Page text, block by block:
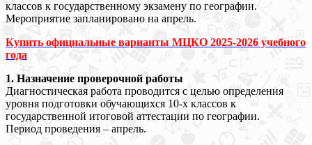
классов к государственному экзамену по географии.
Мероприятие запланировано на апрель.
Купить официальные варианты МЦКО 2025-2026 учебного
года
1. Назначение проверочной работы
Диагностическая работа проводится с целью определения
уровня подготовки обучающихся 10-х классов к
государственной итоговой аттестации по географии.
Период проведения – апрель.